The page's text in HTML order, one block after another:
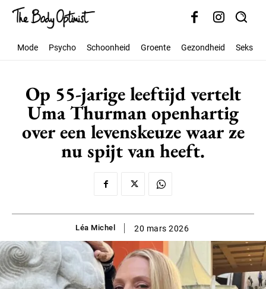
Mode Psycho Schoonheid Groente Gezondheid Seks
Op 55-jarige leeftijd vertelt
Uma Thurman openhartig
over een levenskeuze waar ze
nu spijt van heeft.
Léa Michel 20 mars 2026